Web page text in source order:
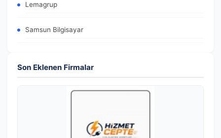
Lemagrup
Samsun Bilgisayar
Son Eklenen Firmalar